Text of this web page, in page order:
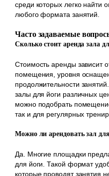
среди которых легко найти
любого формата занятий.
Часто задаваемые
Сколько стоит аренда зала
Стоимость аренды зависит
помещения, уровня
продолжительности
залы для йоги различных
можно подобрать
так и для регулярных
Можно ли арендовать зал
Да. Многие площадки
для йоги. Такой формат
которые проводят занятия